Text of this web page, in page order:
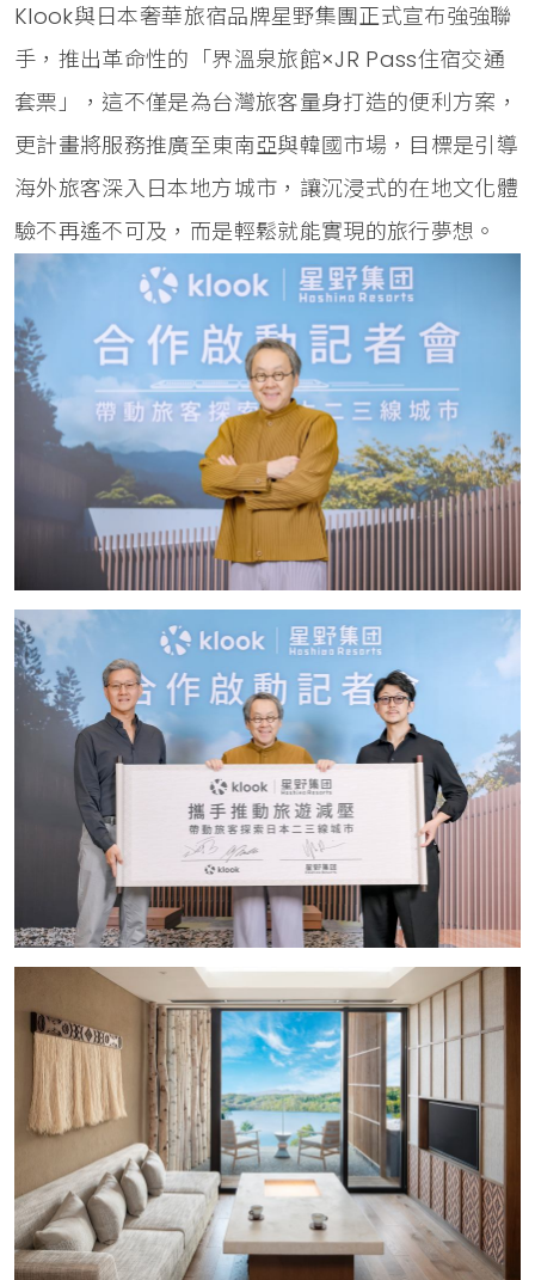
Klook與日本奢華旅宿品牌星野集團正式宣布強強聯
手，推出革命性的「界溫泉旅館×JR Pass住宿交通
套票」，這不僅是為台灣旅客量身打造的便利方案，
更計畫將服務推廣至東南亞與韓國市場，目標是引導
海外旅客深入日本地方城市，讓沉浸式的在地文化體
驗不再遙不可及，而是輕鬆就能實現的旅行夢想。